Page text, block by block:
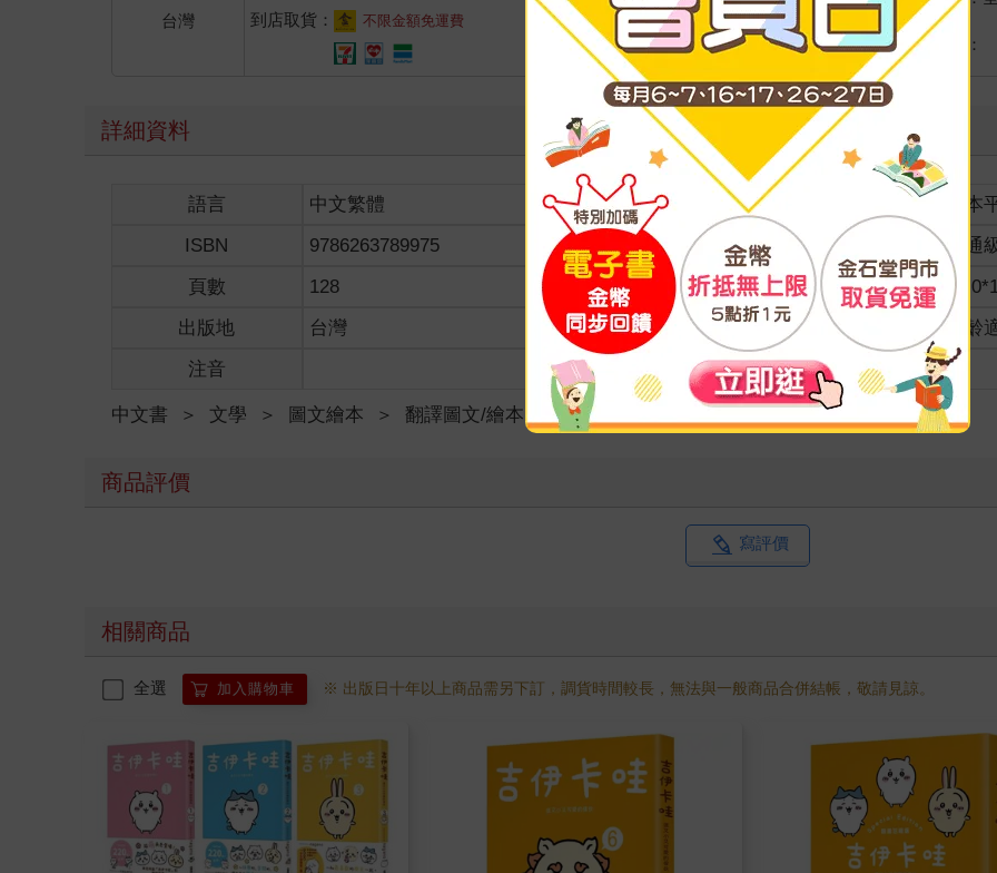
台灣
到店取貨：
不限金額免運費
港澳店取：
詳細資料
語言 中文繁體
紙本
ISBN
9786263789975 分級
普通
頁數
128 商品規格
出版地
台灣 適讀年齡
全齡
注音
級別
中文書 ＞ 文學 ＞ 圖文繪本 ＞ 翻譯圖文/繪本
商品評價
寫評價
相關商品
全選 加入購物車 ※ 出版日十年以上商品需另下訂，調貨時間較長，無法與一般商品合併結帳，敬請見諒。